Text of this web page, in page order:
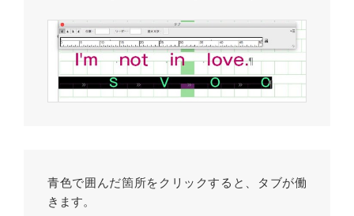
青色で囲んだ箇所をクリックすると、タブが働
きます。